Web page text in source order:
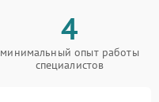
4
минимальный опыт работы
специалистов